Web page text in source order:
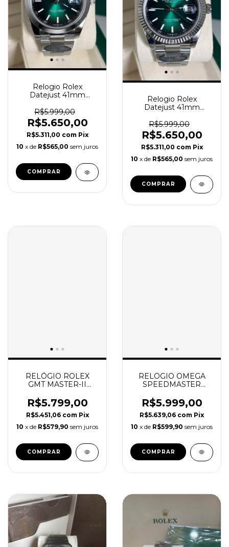
Relogio Rolex
Datejust 41mm
Lançamento Verde
Super C
R$5.999,00
R$5.650,00
R$5.311,00 com Pix
10 x de R$565,00 sem juros
Relogio Rolex
Datejust 41mm
Lançamento Verde
Super Clone
R$5.999,00
R$5.650,00
R$5.311,00 com Pix
10 x de R$565,00 sem juros
RELÓGIO ROLEX
GMT MASTER-II
R$5.799,00
R$5.451,06 com Pix
10 x de R$579,90 sem juros
RELOGIO OMEGA
SPEEDMASTER
SUPER CLONE
R$5.999,00
R$5.639,06 com Pix
10 x de R$599,90 sem juros